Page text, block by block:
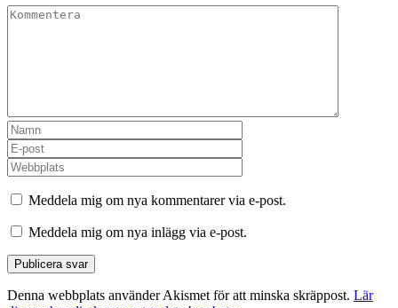
Meddela mig om nya kommentarer via e-post.
Meddela mig om nya inlägg via e-post.
Denna webbplats använder Akismet för att minska skräppost. Lär